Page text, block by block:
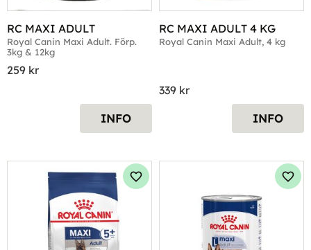
RC MAXI ADULT
Royal Canin Maxi Adult. Förp.
3kg & 12kg
259 kr
INFO
RC MAXI ADULT 4 KG
Royal Canin Maxi Adult, 4 kg
339 kr
INFO
Lägg till i favoriter